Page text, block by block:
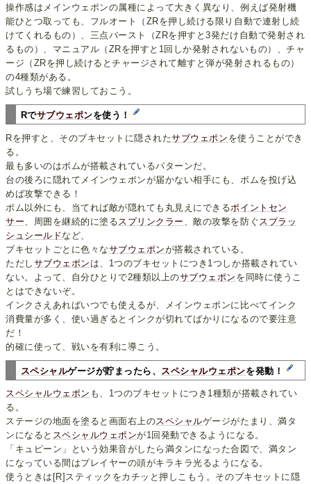
操作感はメインウェポンの属種によって大きく異なり、例えば発射機
能ひとつ取っても、フルオート（ZRを押し続ける限り自動で連射し続
けてくれるもの）、三点バースト（ZRを押すと3発だけ自動で発射され
るもの）、マニュアル（ZRを押すと1回しか発射されないもの）、チャ
ージ（ZRを押し続けるとチャージされて離すと弾が発射されるもの）
の4種類がある。
試しうち場で練習しておこう。
Rでサブウェポンを使う！
Rを押すと、そのブキセットに隠されたサブウェポン を使うことができ
る。
最も多いのはボムが搭載されているパターンだ。
台の後ろに隠れてメインウェポンが届かない相手にも、ボムを投げ込
めば攻撃できる！
ボム以外にも、当てれば敵が隠れても丸見えにできるポイントセン
サー 、周囲を継続的に塗る スプリンクラー 、敵の攻撃を防ぐ スプラッ
シュシールドなど、
ブキセットごとに色々なサブウェポンが搭載されている。
ただし サブウェポン は、1つのブキセットにつき1つしか搭載されてい
ない。よって、自分ひとりで2種類以上のサブウェポン を同時に使うこ
とはできないぞ。
インクさえあればいつでも使えるが、メインウェポンに比べてインク
消費量が多く、使い過ぎるとインクが切れてばかりになるので要注意
だ！
的確に使って、戦いを有利に導こう。
スペシャルゲージが貯まったら、 スペシャルウェポンを発動！
スペシャルウェポン も、1つのブキセットにつき1種類が搭載されてい
る。
ステージの地面を塗ると画面右上のスペシャルゲージがたまり、満タ
ンになると スペシャルウェポンが1回発動できるようになる。
「キュピーン」という効果音がしたら満タンになった合図で、満タン
になっている間はプレイヤーの頭がキラキラ光るようになる。
使うときは[R]スティックをカチッと押しこもう。そのブキセットに隠